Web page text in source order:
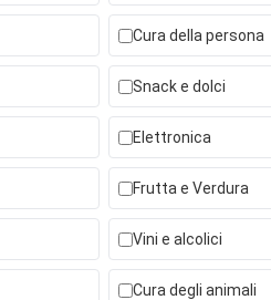
Cura della persona
Snack e dolci
Elettronica
Frutta e Verdura
Vini e alcolici
Cura degli animali